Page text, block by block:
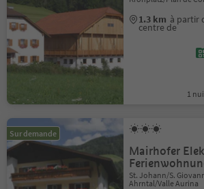
1.3 km à partir
centre de
1
Sur demande
Mairhofer
St. Johann/S.
Ahrntal/Valle Aurina